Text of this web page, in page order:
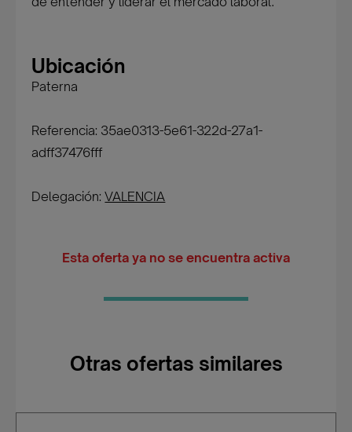
Ubicación
Paterna
Referencia: 35ae0313-5e61-322d-27a1-
adff37476fff
Delegación:VALENCIA
Esta oferta ya no se encuentra activa
Otras ofertas similares